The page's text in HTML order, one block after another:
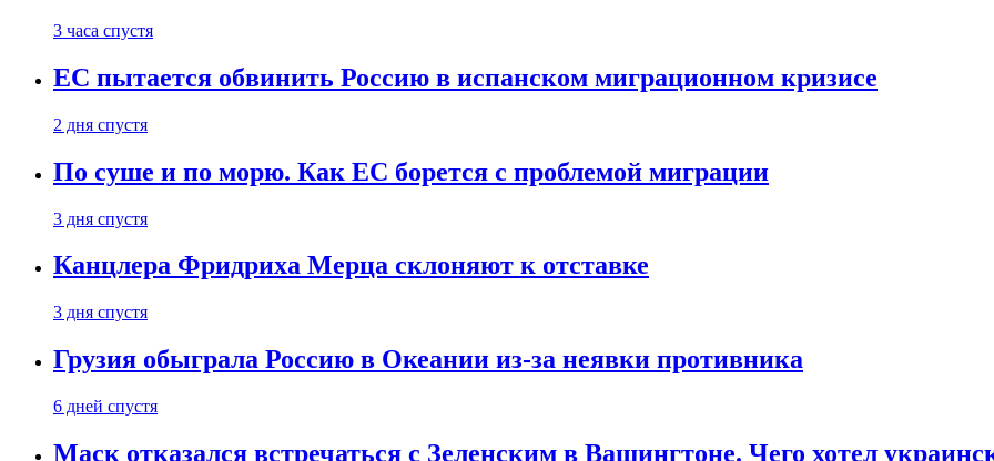
3 часа спустя
ЕС пытается обвинить Россию в испанском миграционном кризисе
2 дня спустя
По суше и по морю. Как ЕС борется с проблемой миграции
3 дня спустя
Канцлера Фридриха Мерца склоняют к отставке
3 дня спустя
Грузия обыграла Россию в Океании из-за неявки противника
6 дней спустя
Маск отказался встречаться с Зеленским в Вашингтоне. Чего хотел